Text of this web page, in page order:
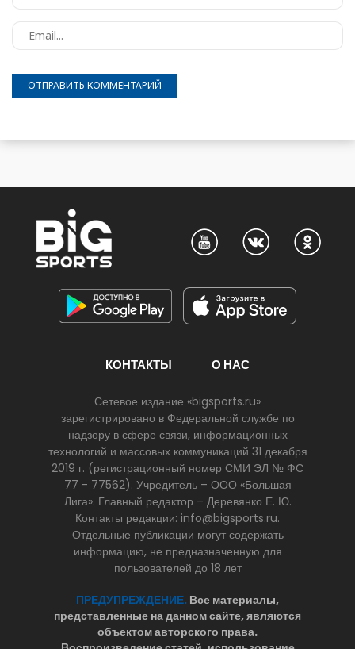
КОНТАКТЫ О НАС
Сетевое издание «bigsports.ru»
зарегистрировано в Федеральной службе по
надзору в сфере связи, информационных
технологий и массовых коммуникаций 31 декабря
2019 г. (регистрационный номер СМИ ЭЛ № ФС
77 - 77562). Учредитель – ООО «Большая
Лига». Главный редактор – Деревянко Е. Ю.
Контакты редакции: info@bigsports.ru.
Отдельные публикации могут содержать
информацию, не предназначенную для
пользователей до 18 лет
ПРЕДУПРЕЖДЕНИЕ. Все материалы,
представленные на данном сайте, являются
объектом авторского права.